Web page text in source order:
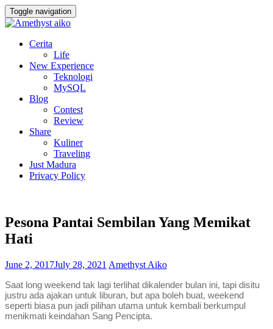
Toggle navigation
Cerita
Life
New Experience
Teknologi
MySQL
Blog
Contest
Review
Share
Kuliner
Traveling
Just Madura
Privacy Policy
Pesona Pantai Sembilan Yang Memikat
Hati
June 2, 2017July 28, 2021 Amethyst Aiko
Saat long weekend tak lagi terlihat dikalender bulan ini, tapi disitu
justru ada ajakan untuk liburan, but apa boleh buat, weekend
seperti biasa pun jadi pilihan utama untuk kembali berkumpul
menikmati keindahan Sang Pencipta.